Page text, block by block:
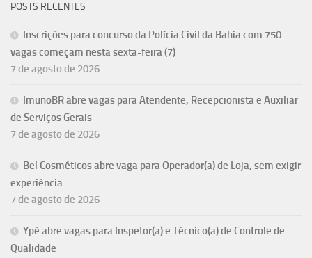
POSTS RECENTES
Inscrições para concurso da Polícia Civil da Bahia com 750
vagas começam nesta sexta-feira (7)
7 de agosto de 2026
ImunoBR abre vagas para Atendente, Recepcionista e Auxiliar
de Serviços Gerais
7 de agosto de 2026
Bel Cosméticos abre vaga para Operador(a) de Loja, sem exigir
experiência
7 de agosto de 2026
Ypê abre vagas para Inspetor(a) e Técnico(a) de Controle de
Qualidade